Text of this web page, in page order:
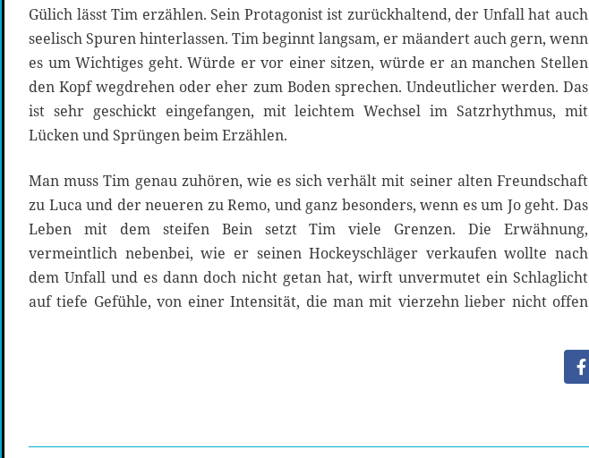
Gülich lässt Tim erzählen. Sein Protagonist ist zurückhaltend, der Unfall hat auch
seelisch Spuren hinterlassen. Tim beginnt langsam, er mäandert auch gern, wenn
es um Wichtiges geht. Würde er vor einer sitzen, würde er an manchen Stellen
den Kopf wegdrehen oder eher zum Boden sprechen. Undeutlicher werden. Das
ist sehr geschickt eingefangen, mit leichtem Wechsel im Satzrhythmus, mit
Lücken und Sprüngen beim Erzählen.
Man muss Tim genau zuhören, wie es sich verhält mit seiner alten Freundschaft
zu Luca und der neueren zu Remo, und ganz besonders, wenn es um Jo geht. Das
Leben mit dem steifen Bein setzt Tim viele Grenzen. Die Erwähnung,
vermeintlich nebenbei, wie er seinen Hockeyschläger verkaufen wollte nach
dem Unfall und es dann doch nicht getan hat, wirft unvermutet ein Schlaglicht
auf tiefe Gefühle, von einer Intensität, die man mit vierzehn lieber nicht offen